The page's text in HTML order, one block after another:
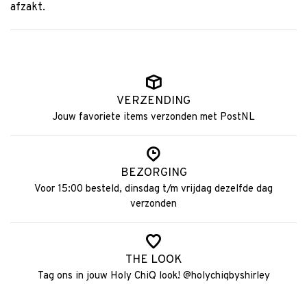
afzakt.
VERZENDING
Jouw favoriete items verzonden met PostNL
BEZORGING
Voor 15:00 besteld, dinsdag t/m vrijdag dezelfde dag
verzonden
THE LOOK
Tag ons in jouw Holy ChiQ look! @holychiqbyshirley